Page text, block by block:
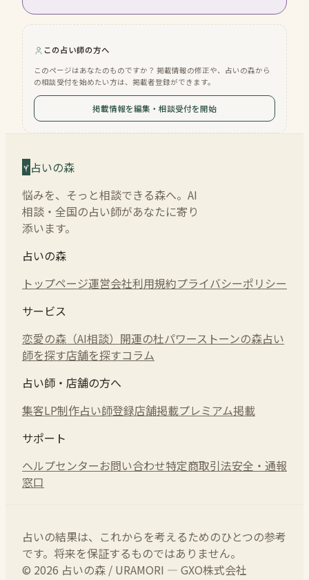
この占い師の方へ
このページはあなたのものですか？ 掲載情報の修正や、占いの森から
の相談受付を始めたい方は、掲載者登録ができます。
掲載情報を編集・相談受付を開始
占いの森
悩みを、そっと相談できる森へ。AI
相談・全国の占い師があなたに寄り
添います。
占いの森
トップページ運営会社利用規約プライバシーポリシー
サービス
恋愛の森（AI相談） 開運の杜パワーストーンの森占い
師を探す店舗を探すコラム
占い師・店舗の方へ
集客LP制作占い師登録店舗掲載プレミアム掲載
サポート
ヘルプセンターお問い合わせ特定商取引法安全・通報
窓口
占いの結果は、これからを考えるためのひとつの参考
です。将来を保証するものではありません。
© 2026 占いの森 / URAMORI — GXO株式会社